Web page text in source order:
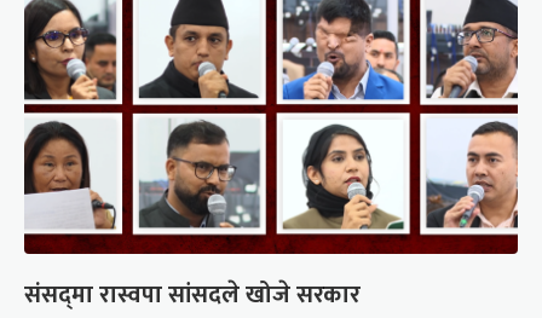
संसद्‍मा रास्वपा सांसदले खोजे सरकार